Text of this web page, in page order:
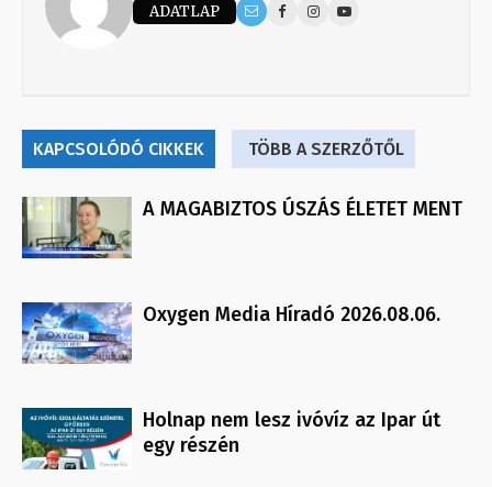
ADATLAP
KAPCSOLÓDÓ CIKKEK TÖBB A SZERZŐTŐL
A MAGABIZTOS ÚSZÁS ÉLETET MENT
Oxygen Media Híradó 2026.08.06.
Holnap nem lesz ivóvíz az Ipar út
egy részén